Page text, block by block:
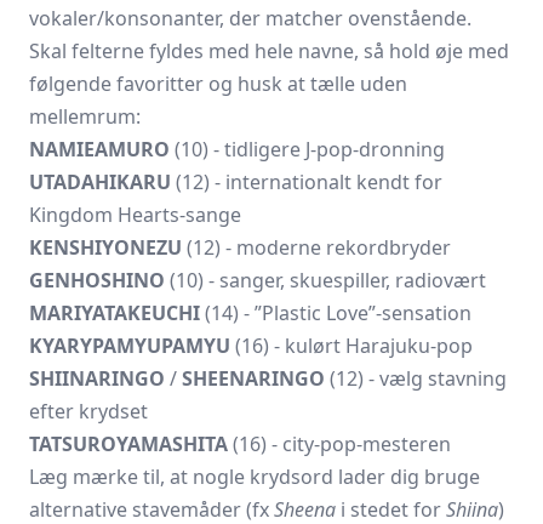
vokaler/konsonanter, der matcher ovenstående.
Skal felterne fyldes med hele navne, så hold øje med
følgende favoritter og husk at tælle uden
mellemrum:
NAMIEAMURO (10) - tidligere J-pop-dronning
UTADAHIKARU (12) - internationalt kendt for
Kingdom Hearts-sange
KENSHIYONEZU (12) - moderne rekordbryder
GENHOSHINO (10) - sanger, skuespiller, radiovært
MARIYATAKEUCHI(14) - ”Plastic Love”-sensation
KYARYPAMYUPAMYU (16) - kulørt Harajuku-pop
SHIINARINGO /SHEENARINGO (12) - vælg stavning
efter krydset
TATSUROYAMASHITA(16) - city-pop-mesteren
Læg mærke til, at nogle krydsord lader dig bruge
alternative stavemåder (fxSheena i stedet forShiina)